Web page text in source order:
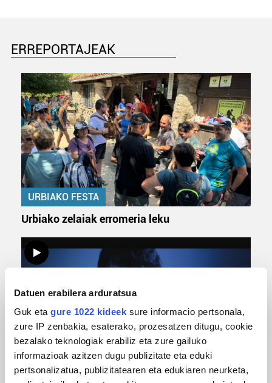
Datuen erabilera arduratsua
Guk eta gure 1022 kideek sure informacio pertsonala,
zure IP zenbakia, esaterako, prozesatzen ditugu, cookie
bezalako teknologiak erabiliz eta zure gailuko
informazioak azitzen dugu publizitate eta eduki
pertsonalizatua, publizitatearen eta edukiaren neurketa,
ERREPORTAJEAK
URBIAKO FESTA
Urbiako zelaiak erromeria leku
MUSIKA